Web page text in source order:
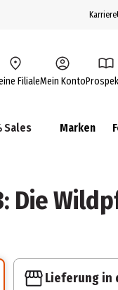
Karriere
FilialeMein Konto
Sales Marken
Die
Lieferung in